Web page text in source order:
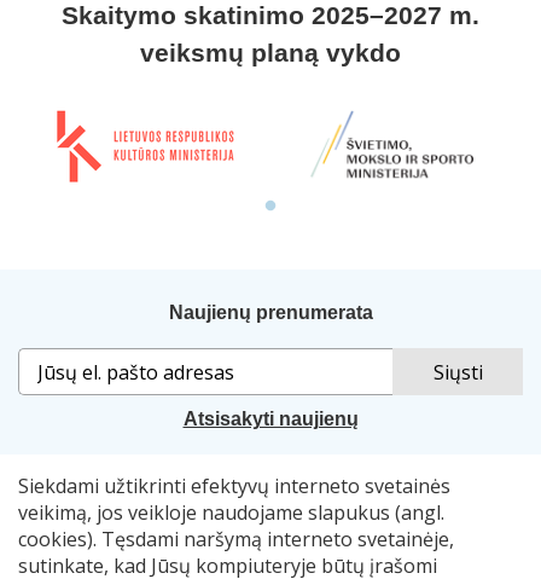
Siekdami užtikrinti efektyvų interneto svetainės
veikimą, jos veikloje naudojame slapukus (angl.
cookies). Tęsdami naršymą interneto svetainėje,
sutinkate, kad Jūsų kompiuteryje būtų įrašomi
Skaitymo skatinimo 2025–2027 m.
veiksmų planą vykdo
Naujienų prenumerata
Atsisakyti naujienų
Sprendimas: „Idamas“ . Naudojama „Smart Web“
sistema.
© 2007–2026 Lietuvos nacionalinė Martyno Mažvydo
biblioteka, el. p.skaitymometai@lnb.lt